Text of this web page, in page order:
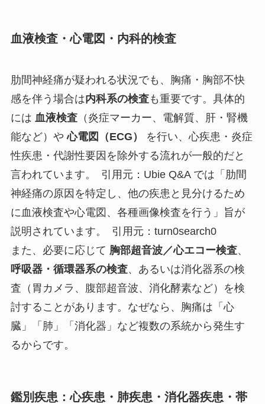
血液検査・心電図・内科的検査
肋間神経痛が疑われる状況でも、胸痛・胸部不快
感を伴う場合は内科系の検査も重要です。具体的
には 血液検査（炎症マーカー、電解質、肝・腎機
能など）や心電図（ECG）
を行い、心疾患・炎症
性疾患・代謝性要因を除外する流れが一般的だと
言われています。 引用元：Ubie Q&A では「肋間
神経痛の原因を特定し、他の疾患と見分けるため
に血液検査や心電図、各種画像検査を行う」旨が
説明されています。 引用元：turn0search0
また、必要に応じて 胸部超音波／心エコー検査、
呼吸器・循環器系の検査、あるいは消化器系の検
査（胃カメラ、腹部超音波、消化酵素など）を検
討することがあります。なぜなら、胸痛は「心
臓」「肺」「消化器」など複数の系統から発生す
るからです。
鑑別疾患：心疾患・肺疾患・消化器疾患・帯